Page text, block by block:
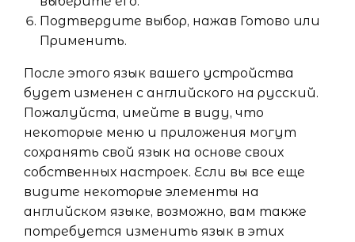
Подтвердите выбор, нажав Готово или
Применить.
После этого язык вашего устройства
будет изменен с английского на русский.
Пожалуйста, имейте в виду, что
некоторые меню и приложения могут
сохранять свой язык на основе своих
собственных настроек. Если вы все еще
видите некоторые элементы на
английском языке, возможно, вам также
потребуется изменить язык в этих